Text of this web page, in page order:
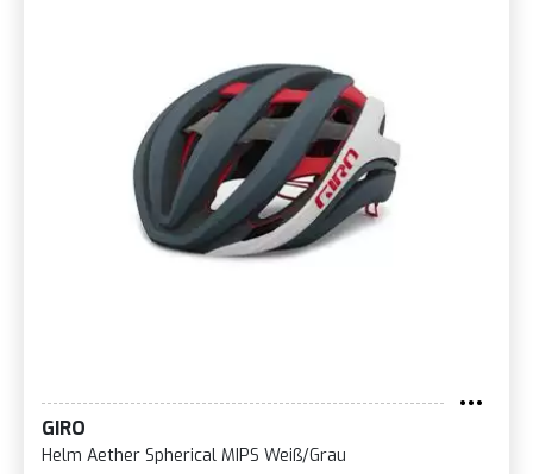
GIRO
Helm Aether Spherical MIPS Weiß/Grau